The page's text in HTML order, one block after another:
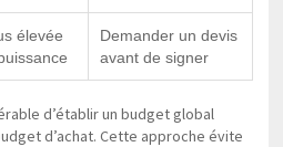
élevée
Demander un devis
avant de signer
d’établir un budget global
d’achat. Cette approche évite